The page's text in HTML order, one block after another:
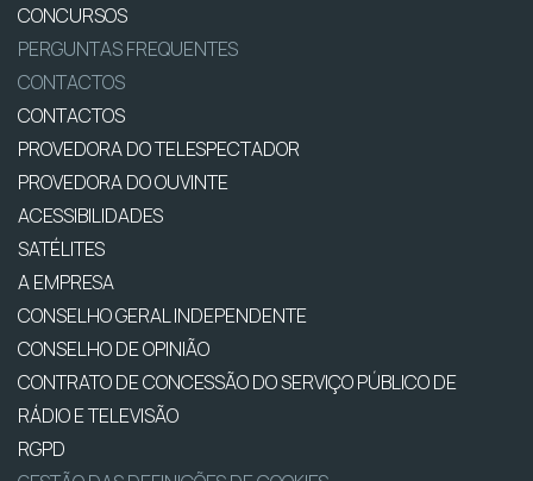
CONCURSOS
PERGUNTAS FREQUENTES
CONTACTOS
CONTACTOS
PROVEDORA DO TELESPECTADOR
PROVEDORA DO OUVINTE
ACESSIBILIDADES
SATÉLITES
A EMPRESA
CONSELHO GERAL INDEPENDENTE
CONSELHO DE OPINIÃO
CONTRATO DE CONCESSÃO DO SERVIÇO PÚBLICO DE
RÁDIO E TELEVISÃO
RGPD